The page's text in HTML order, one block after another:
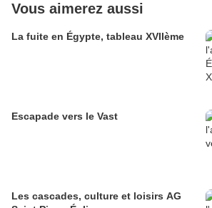
Vous aimerez aussi
La fuite en Égypte, tableau XVIIème
Escapade vers le Vast
Les cascades, culture et loisirs AG